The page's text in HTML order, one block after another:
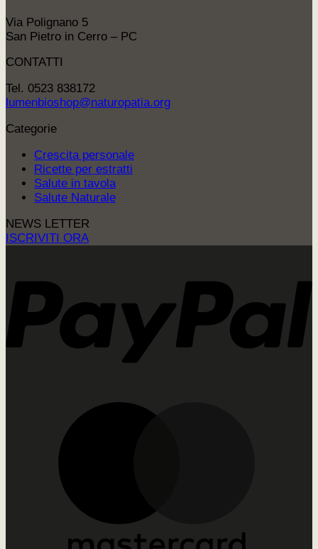
Via Polignano 5
San Pietro in Cerro – PC
CONTATTI
Tel. 0523 838172
lumenbioshop@naturopatia.org
Categorie
Crescita personale
Ricette per estratti
Salute in tavola
Salute Naturale
NEWS LETTER
ISCRIVITI ORA